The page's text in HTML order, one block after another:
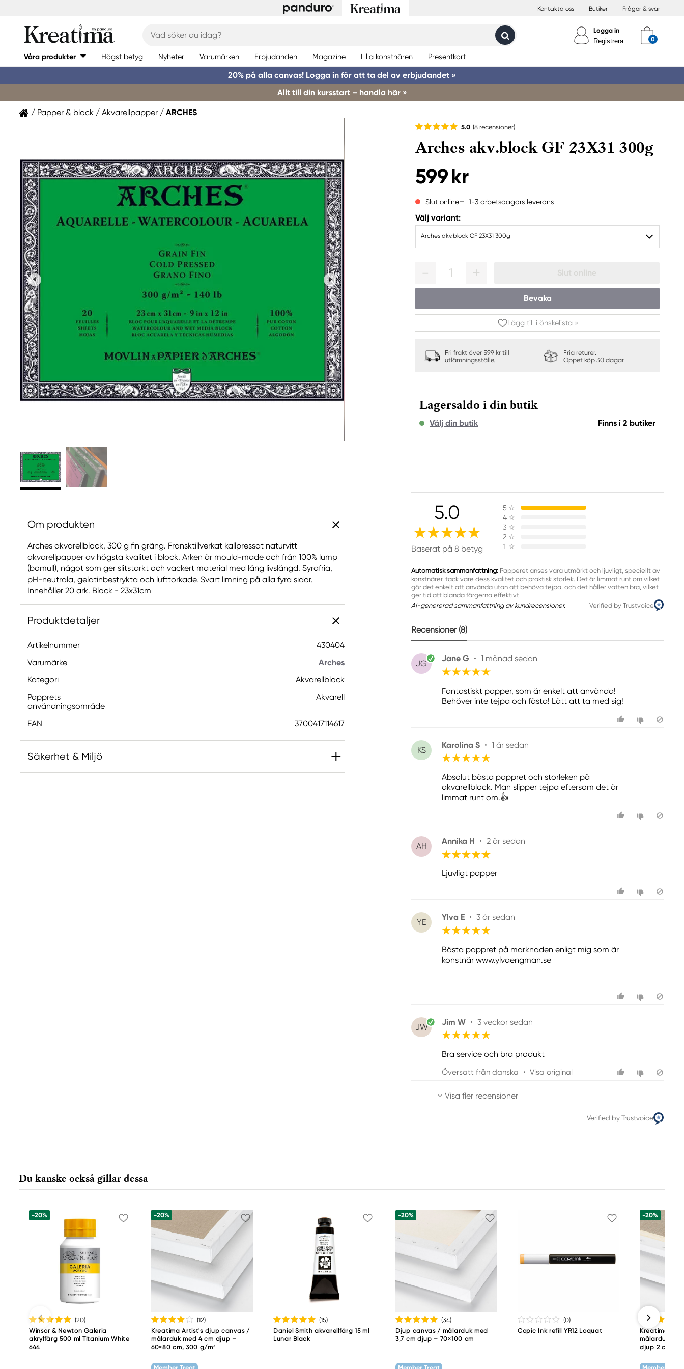
Kontakta oss Butiker Frågor & svar
Logga in
Registrera
Våra produkter Högst betyg Nyheter Varumärken Erbjudanden Magazine Lilla konstnären Presentkort
20% på alla canvas! Logga in för att ta del av erbjudandet »
Allt till din kursstart – handla här »
Papper & block Akvarellpapper ARCHES
5.0 (8 recensioner)
Arches akv.block GF 23X31 300g
599 kr
Slut online 1-3 arbetsdagars leverans
Välj variant:
Arches akv.block GF 23X31 300g
1 Slut online
Bevaka
Lägg till i önskelista »
Fri frakt över 599 kr till
utlämningsställe.
Fria returer.
Öppet köp 30 dagar.
Lagersaldo i din butik
Välj din butik Finns i 2 butiker
Om produkten
Arches akvarellblock, 300 g fin gräng. Fransktillverkat kallpressat naturvitt
akvarellpapper av högsta kvalitet i block. Arken är mould-made och från 100% lump
(bomull), något som ger slitstarkt och vackert material med lång livslängd. Syrafria,
pH-neutrala, gelatinbestrykta och lufttorkade. Svart limning på alla fyra sidor.
Innehåller 20 ark. Block - 23x31cm
Produktdetaljer
Artikelnummer
430404
Varumärke
Arches
Kategori
Akvarellblock
Papprets
användningsområde
Akvarell
EAN 3700417114617
Säkerhet & Miljö
5.0
Baserat på 8 betyg
5 ☆
4 ☆
3 ☆
2 ☆
1 ☆
Automatisk sammanfattning: Papperet anses vara utmärkt och ljuvligt, speciellt av
konstnärer, tack vare dess kvalitet och praktisk storlek. Det är limmat runt om vilket
gör det enkelt att använda utan att behöva tejpa, och det håller vatten bra, vilket
ger tid att blanda färgerna effektivt.
AI-genererad sammanfattning av kundrecensioner.
Verified by Trustvoice
Recensioner (8)
JG
Jane G • 1 månad sedan
Fantastiskt papper, som är enkelt att använda!
Behöver inte tejpa och fästa! Lätt att ta med sig!
KS
Karolina S • 1 år sedan
Absolut bästa pappret och storleken på
akvarellblock. Man slipper tejpa eftersom det är
limmat runt om.👍
AH
Annika H • 2 år sedan
Ljuvligt papper
YE
Ylva E • 3 år sedan
Bästa pappret på marknaden enligt mig som är
konstnär www.ylvaengman.se
JW
Jim W • 3 veckor sedan
Bra service och bra produkt
Översatt från danska • Visa original
Visa fler recensioner
Verified by Trustvoice
Du kanske också gillar dessa
-20%
(20)
Winsor & Newton Galeria
akrylfärg 500 ml Titanium White
644
-20%
(12)
Kreatima Artist's djup canvas /
målarduk med 4 cm djup –
60×80 cm, 300 g/m²
(15)
Daniel Smith akvarellfärg 15 ml
Lunar Black
-20%
(34)
Djup canvas / målarduk med
3,7 cm djup – 70×100 cm
(0)
Copic Ink refill YR12 Loquat
-20%
Kreatima
målarduk av
djup 2 cm,